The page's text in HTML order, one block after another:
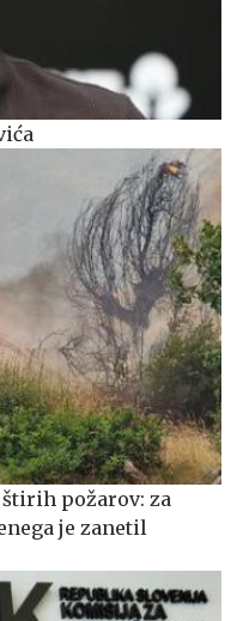
požarov: za
je zanetil